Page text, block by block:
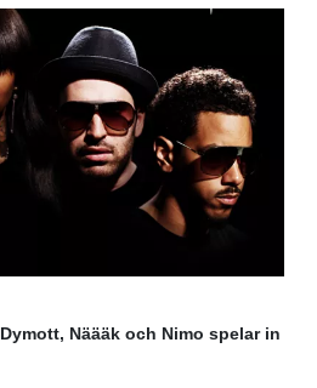
Näääk och Nimo spelar in